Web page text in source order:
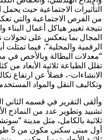
التأثيرات الاجتماعية حيث يحمل
من الفرص الاجتماعية والتي
نتيجة تغيير هياكل أعمال
المجال بما ينعكس على تحولات
الرقمية والمحلية”، فيما
“معدلات البطالة وبالأخص في
تقلل الطباعة ثلاثية الأبعاد
الانشاءات-، فضلاً عن ارتفاع
وتكاليف النقل والمواد
وألقى التقرير في قسمه الثاني
تشييد وتطوير عدد من النماذج
ثلاثية بالكامل، مثل مدينة
أول